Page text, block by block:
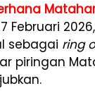
Februari
sebagai ring
piringan